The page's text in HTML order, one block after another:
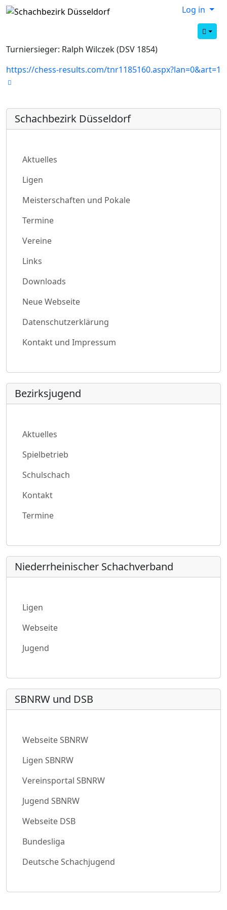
Log in
Turniersieger: Ralph Wilczek (DSV 1854)
https://chess-results.com/tnr1185160.aspx?lan=0&art=1
Schachbezirk Düsseldorf
Aktuelles
Ligen
Meisterschaften und Pokale
Termine
Vereine
Links
Downloads
Neue Webseite
Datenschutzerklärung
Kontakt und Impressum
Bezirksjugend
Aktuelles
Spielbetrieb
Schulschach
Kontakt
Termine
Niederrheinischer Schachverband
Ligen
Webseite
Jugend
SBNRW und DSB
Webseite SBNRW
Ligen SBNRW
Vereinsportal SBNRW
Jugend SBNRW
Webseite DSB
Bundesliga
Deutsche Schachjugend